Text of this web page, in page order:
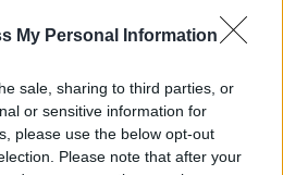
My Personal Information
sale, sharing to third parties, or
or sensitive information for
please use the below opt-out
Please note that after your